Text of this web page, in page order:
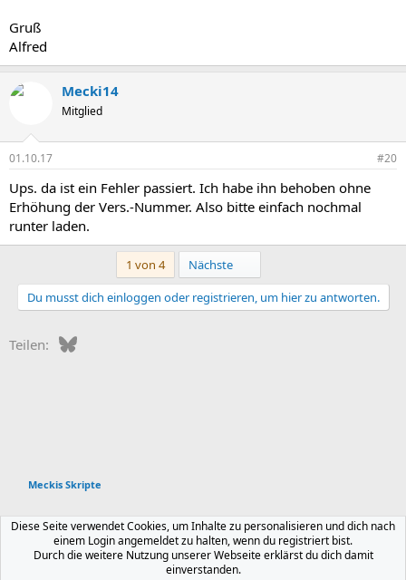
Gruß
Alfred
Mecki14
Mitglied
01.10.17 #20
Ups. da ist ein Fehler passiert. Ich habe ihn behoben ohne
Erhöhung der Vers.-Nummer. Also bitte einfach nochmal
runter laden.
1 von 4 Nächste
Du musst dich einloggen oder registrieren, um hier zu antworten.
Teilen: Bluesky
Meckis Skripte
Deutsch
Kontakt
Nutzungsbedingungen
Datenschutz
Start
R
S
Diese Seite verwendet Cookies, um Inhalte zu personalisieren und dich nach
einem Login angemeldet zu halten, wenn du registriert bist.
Durch die weitere Nutzung unserer Webseite erklärst du dich damit
einverstanden.